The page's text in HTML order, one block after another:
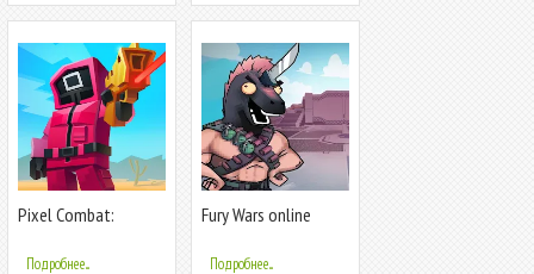
Pixel Combat:
Подробнее...
Fury Wars online
Подробнее...